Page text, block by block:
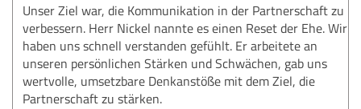
Unser Ziel war, die Kommunikation in der Partnerschaft zu
verbessern. Herr Nickel nannte es einen Reset der Ehe. Wir
haben uns schnell verstanden gefühlt. Er arbeitete an
unseren persönlichen Stärken und Schwächen, gab uns
wertvolle, umsetzbare Denkanstöße mit dem Ziel, die
Partnerschaft zu stärken.